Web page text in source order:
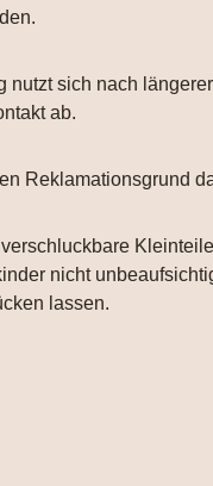
nutzt sich nach
ab.
Reklamationsgrund
nicht
lassen.